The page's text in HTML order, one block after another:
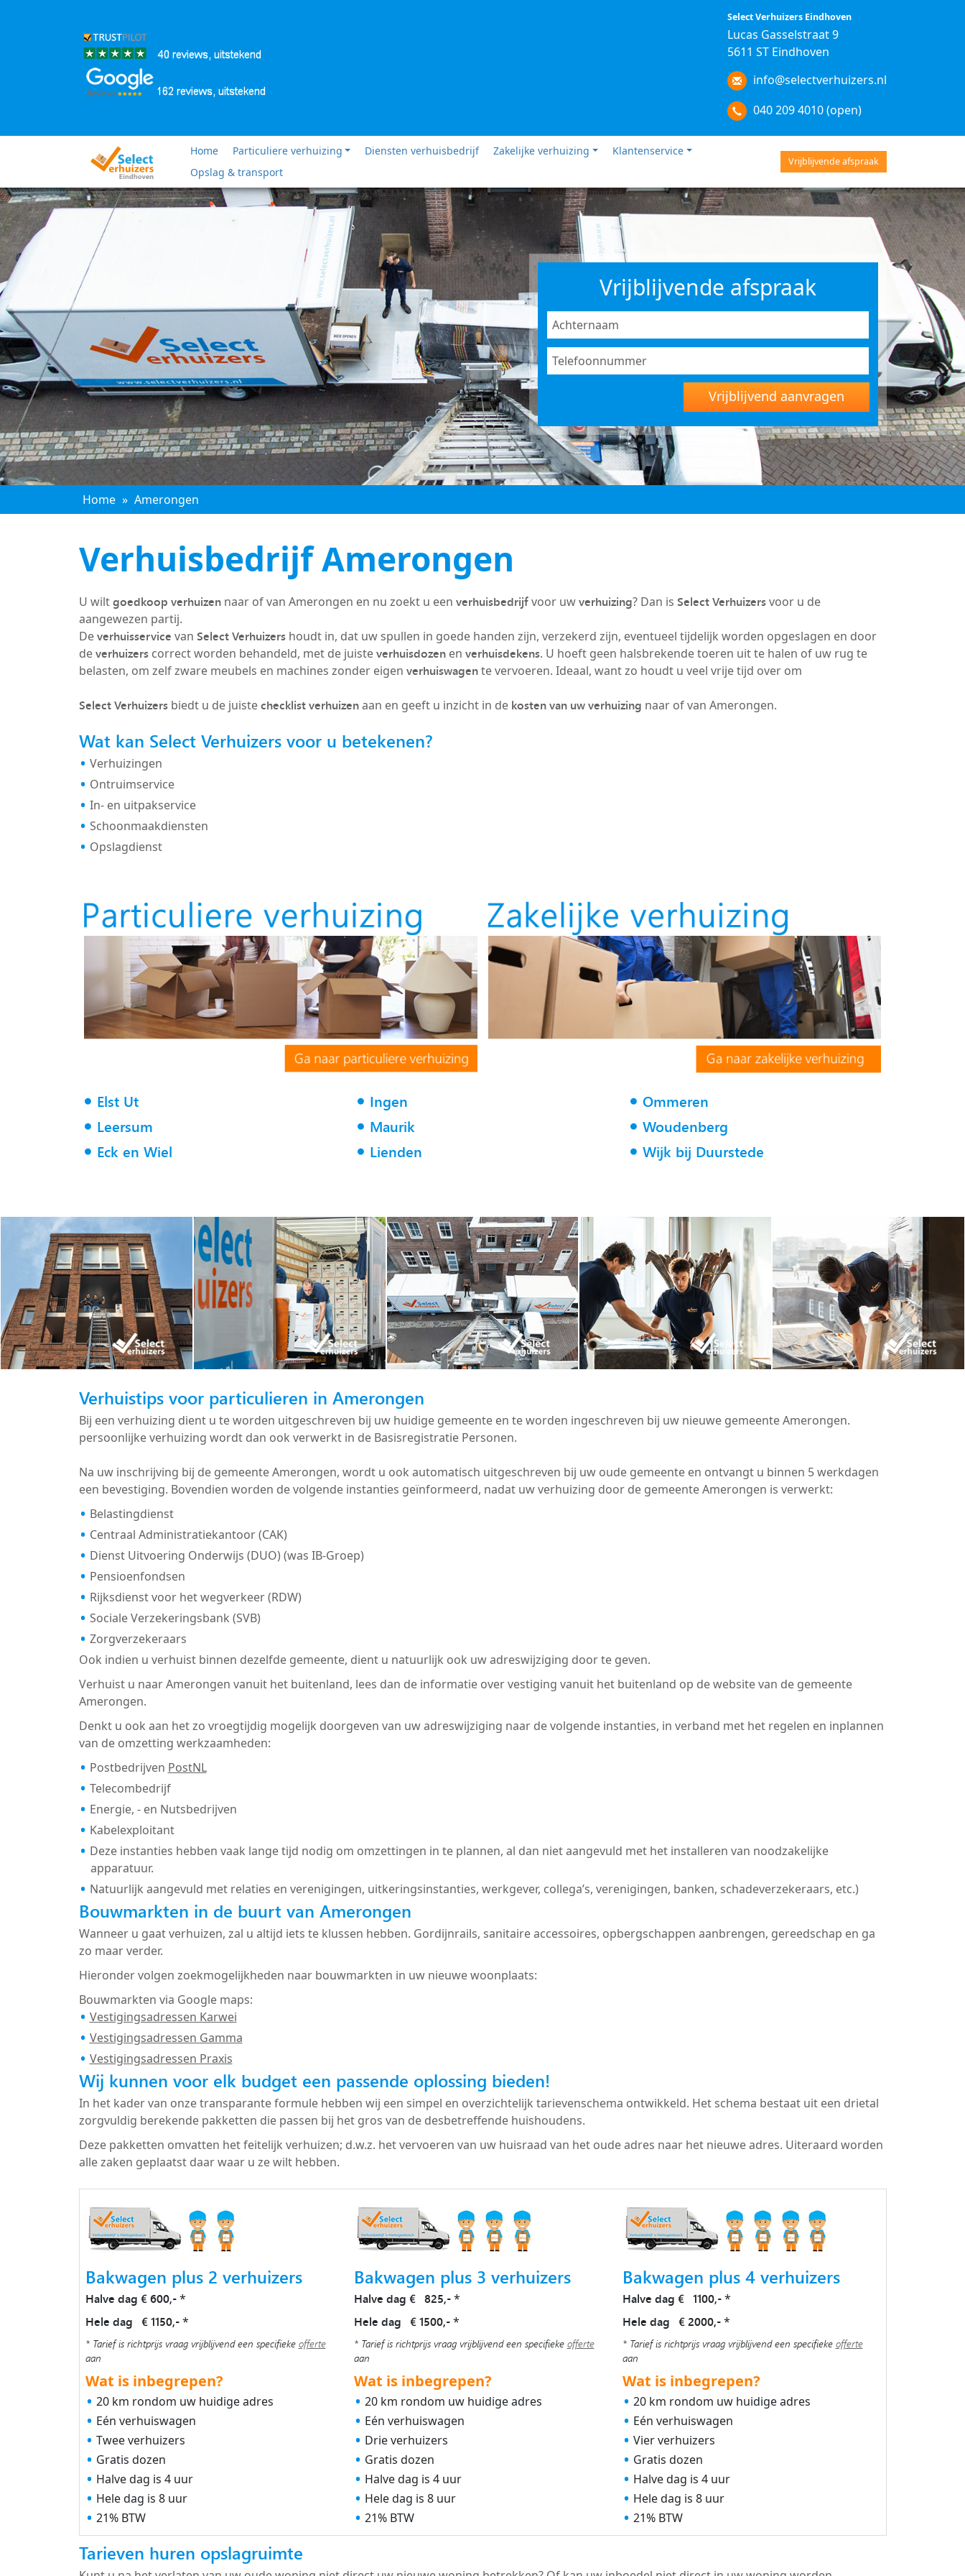
Select Verhuizers Eindhoven
Lucas Gasselstraat 9
5611 ST Eindhoven
info@selectverhuizers.nl
040 209 4010 (open)
Vrijblijvende afspraak
Home Particuliere verhuizing Diensten verhuisbedrijf Zakelijke verhuizing
Klantenservice
Opslag & transport
Vrijblijvende afspraak
Vrijblijvend aanvragen
Home » Amerongen
Verhuisbedrijf Amerongen
U wiltgoedkoop verhuizennaar of van Amerongen en nu zoekt u een verhuisbedrijfvoor uwverhuizing? Dan is Select Verhuizersvoor u de
aangewezen partij.
Deverhuisservice van Select Verhuizershoudt in, dat uw spullen in goede handen zijn, verzekerd zijn, eventueel tijdelijk worden opgeslagen en door
deverhuizerscorrect worden behandeld, met de juisteverhuisdozenen verhuisdekens. U hoeft geen halsbrekende toeren uit te halen of uw rug te
belasten, om zelf zware meubels en machines zonder eigen verhuiswagente vervoeren. Ideaal, want zo houdt u veel vrije tijd over om
Select Verhuizersbiedt u de juistechecklist verhuizenaan en geeft u inzicht in de kosten van uw verhuizing naar of van Amerongen.
Wat kan Select Verhuizers voor u betekenen?
Verhuizingen
Ontruimservice
In- en uitpakservice
Schoonmaakdiensten
Opslagdienst
Elst Ut
Leersum
Eck en Wiel
Ingen
Maurik
Lienden
Ommeren
Woudenberg
Wijk bij Duurstede
Verhuistips voor particulieren in Amerongen
Bij een verhuizing dient u te worden uitgeschreven bij uw huidige gemeente en te worden ingeschreven bij uw nieuwe gemeente Amerongen.
persoonlijke verhuizing wordt dan ook verwerkt in de Basisregistratie Personen.
Na uw inschrijving bij de gemeente Amerongen, wordt u ook automatisch uitgeschreven bij uw oude gemeente en ontvangt u binnen 5 werkdagen
een bevestiging. Bovendien worden de volgende instanties geïnformeerd, nadat uw verhuizing door de gemeente Amerongen is verwerkt:
Belastingdienst
Centraal Administratiekantoor (CAK)
Dienst Uitvoering Onderwijs (DUO) (was IB-Groep)
Pensioenfondsen
Rijksdienst voor het wegverkeer (RDW)
Sociale Verzekeringsbank (SVB)
Zorgverzekeraars
Ook indien u verhuist binnen dezelfde gemeente, dient u natuurlijk ook uw adreswijziging door te geven.
Verhuist u naar Amerongen vanuit het buitenland, lees dan de informatie over vestiging vanuit het buitenland op de website van de gemeente
Amerongen.
Denkt u ook aan het zo vroegtijdig mogelijk doorgeven van uw adreswijziging naar de volgende instanties, in verband met het regelen en inplannen
van de omzetting werkzaamheden:
Postbedrijven PostNL
Telecombedrijf
Energie, - en Nutsbedrijven
Kabelexploitant
Deze instanties hebben vaak lange tijd nodig om omzettingen in te plannen, al dan niet aangevuld met het installeren van noodzakelijke
apparatuur.
Natuurlijk aangevuld met relaties en verenigingen, uitkeringsinstanties, werkgever, collega’s, verenigingen, banken, schadeverzekeraars, etc.)
Bouwmarkten in de buurt van Amerongen
Wanneer u gaat verhuizen, zal u altijd iets te klussen hebben. Gordijnrails, sanitaire accessoires, opbergschappen aanbrengen, gereedschap en ga
zo maar verder.
Hieronder volgen zoekmogelijkheden naar bouwmarkten in uw nieuwe woonplaats:
Bouwmarkten via Google maps:
Vestigingsadressen Karwei
Vestigingsadressen Gamma
Vestigingsadressen Praxis
Wij kunnen voor elk budget een passende oplossing bieden!
In het kader van onze transparante formule hebben wij een simpel en overzichtelijk tarievenschema ontwikkeld. Het schema bestaat uit een drietal
zorgvuldig berekende pakketten die passen bij het gros van de desbetreffende huishoudens.
Deze pakketten omvatten het feitelijk verhuizen; d.w.z. het vervoeren van uw huisraad van het oude adres naar het nieuwe adres. Uiteraard worden
alle zaken geplaatst daar waar u ze wilt hebben.
Bakwagen plus 2 verhuizers
Halve dag € 600,-*
Hele dag € 1150,-*
* Tarief is richtprijs vraag vrijblijvend een specifieke offerte
aan
Wat is inbegrepen?
20 km rondom uw huidige adres
Eén verhuiswagen
Twee verhuizers
Gratis dozen
Halve dag is 4 uur
Hele dag is 8 uur
21% BTW
Bakwagen plus 3 verhuizers
Halve dag € 825,-*
Hele dag € 1500,-*
* Tarief is richtprijs vraag vrijblijvend een specifieke offerte
aan
Wat is inbegrepen?
20 km rondom uw huidige adres
Eén verhuiswagen
Drie verhuizers
Gratis dozen
Halve dag is 4 uur
Hele dag is 8 uur
21% BTW
Bakwagen plus 4 verhuizers
Halve dag € 1100,-*
Hele dag € 2000,-*
* Tarief is richtprijs vraag vrijblijvend een specifieke offerte
aan
Wat is inbegrepen?
20 km rondom uw huidige adres
Eén verhuiswagen
Vier verhuizers
Gratis dozen
Halve dag is 4 uur
Hele dag is 8 uur
21% BTW
Tarieven huren opslagruimte